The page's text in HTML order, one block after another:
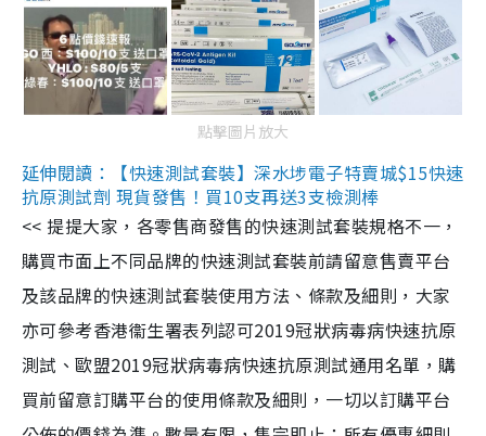
點擊圖片放大
延伸閱讀：【快速測試套裝】深水埗電子特賣城$15快速
抗原測試劑 現貨發售！買10支再送3支檢測棒
<< 提提大家，各零售商發售的快速測試套裝規格不一，
購買市面上不同品牌的快速測試套裝前請留意售賣平台
及該品牌的快速測試套裝使用方法、條款及細則，大家
亦可參考香港衞生署表列認可2019冠狀病毒病快速抗原
測試、歐盟2019冠狀病毒病快速抗原測試通用名單，購
買前留意訂購平台的使用條款及細則，一切以訂購平台